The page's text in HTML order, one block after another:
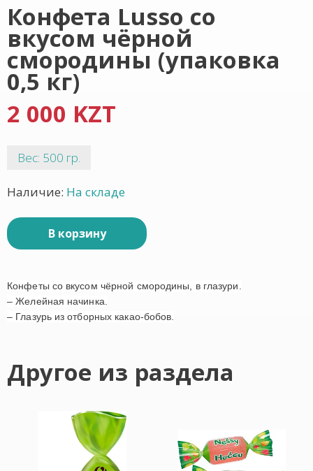
Конфета Lusso со
вкусом чёрной
смородины (упаковка
0,5 кг)
2 000 KZT
Вес: 500 гр.
Наличие: На складе
В корзину
Конфеты со вкусом чёрной смородины, в глазури.
– Желейная начинка.
– Глазурь из отборных какао-бобов.
Другое из раздела